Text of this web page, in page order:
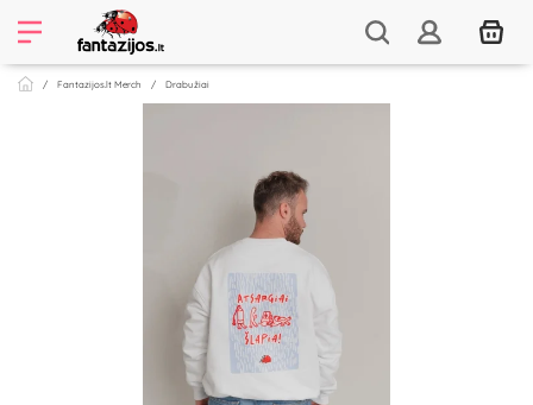
Fantazijos.lt Merch Drabužiai